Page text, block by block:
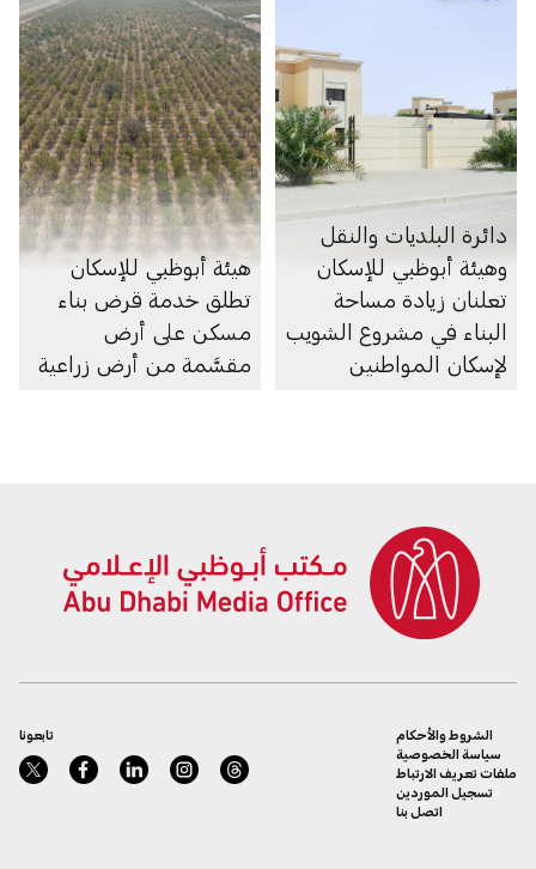
دائرة البلديات والنقل
وهيئة أبوظبي للإسكان
تعلنان زيادة مساحة
البناء في مشروع الشويب
لإسكان المواطنين
هيئة أبوظبي للإسكان
تطلق خدمة قرض بناء
مسكن على أرض
مقسَّمة من أرض زراعية
تابعونا
الشروط والأحكام
سياسة الخصوصية
ملفات تعريف الارتباط
تسجيل الموردين
اتصل بنا